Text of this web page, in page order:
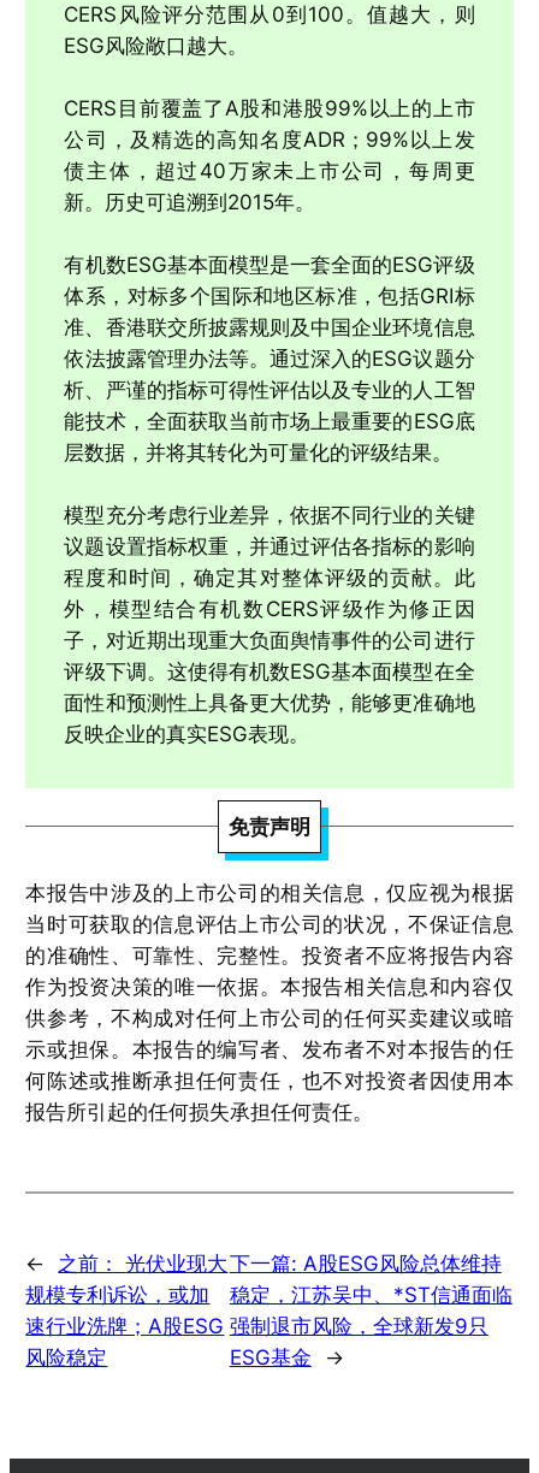
CERS风险评分范围从0到100。值越大，则
ESG风险敞口越大。
CERS目前覆盖了A股和港股99%以上的上市
公司，及精选的高知名度ADR；99%以上发
债主体，超过40万家未上市公司，每周更
新。历史可追溯到2015年。
有机数ESG基本面模型是一套全面的ESG评级
体系，对标多个国际和地区标准，包括GRI标
准、香港联交所披露规则及中国企业环境信息
依法披露管理办法等。通过深入的ESG议题分
析、严谨的指标可得性评估以及专业的人工智
能技术，全面获取当前市场上最重要的ESG底
层数据，并将其转化为可量化的评级结果。
模型充分考虑行业差异，依据不同行业的关键
议题设置指标权重，并通过评估各指标的影响
程度和时间，确定其对整体评级的贡献。此
外，模型结合有机数CERS评级作为修正因
子，对近期出现重大负面舆情事件的公司进行
评级下调。这使得有机数ESG基本面模型在全
面性和预测性上具备更大优势，能够更准确地
反映企业的真实ESG表现。
免责声明
本报告中涉及的上市公司的相关信息，仅应视为根据
当时可获取的信息评估上市公司的状况，不保证信息
的准确性、可靠性、完整性。投资者不应将报告内容
作为投资决策的唯一依据。本报告相关信息和内容仅
供参考，不构成对任何上市公司的任何买卖建议或暗
示或担保。本报告的编写者、发布者不对本报告的任
何陈述或推断承担任何责任，也不对投资者因使用本
报告所引起的任何损失承担任何责任。
← 之前：光伏业现大
规模专利诉讼，或加
速行业洗牌；A股ESG
风险稳定
下一篇: A股ESG风险总体维持
稳定，江苏吴中、*ST信通面临
强制退市风险，全球新发9只
ESG基金
→